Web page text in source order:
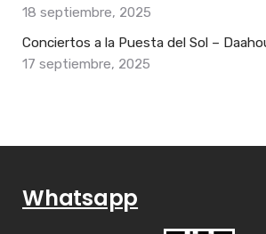
18 septiembre, 2025
Conciertos a la Puesta del Sol –
17 septiembre, 2025
Whatsapp